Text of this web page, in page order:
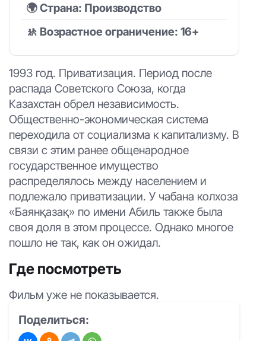
🌍 Страна: Производство
🚸 Возрастное ограничение: 16+
1993 год. Приватизация. Период после
распада Советского Союза, когда
Казахстан обрел независимость.
Общественно-экономическая система
переходила от социализма к капитализму. В
связи с этим ранее общенародное
государственное имущество
распределялось между населением и
подлежало приватизации. У чабана колхоза
«Баянқазақ» по имени Абиль также была
своя доля в этом процессе. Однако многое
пошло не так, как он ожидал.
Где посмотреть
Фильм уже не показывается.
Поделиться: